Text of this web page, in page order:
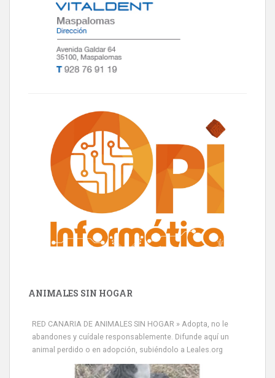
ANIMALES SIN HOGAR
RED CANARIA DE ANIMALES SIN HOGAR » Adopta, no le
abandones y cuídale responsablemente. Difunde aquí un
animal perdido o en adopción, subiéndolo a Leales.org